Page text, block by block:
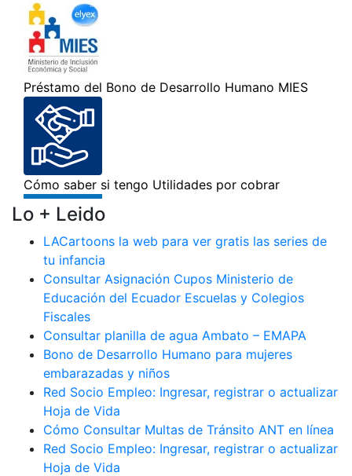
Lo + Leido
LACartoons la web para ver gratis las series de
tu infancia
Consultar Asignación Cupos Ministerio de
Educación del Ecuador Escuelas y Colegios
Fiscales
Consultar planilla de agua Ambato – EMAPA
Bono de Desarrollo Humano para mujeres
embarazadas y niños
Red Socio Empleo: Ingresar, registrar o actualizar
Hoja de Vida
Cómo Consultar Multas de Tránsito ANT en línea
Red Socio Empleo: Ingresar, registrar o actualizar
Hoja de Vida